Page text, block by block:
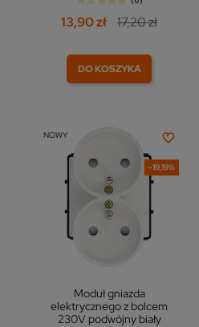
13,90 zł 17,20 zł
DO KOSZYKA
-19,19%
NOWY
Moduł gniazda
elektrycznego z bolcem
230V podwójny biały